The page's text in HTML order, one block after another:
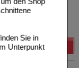
Sie in
Unterpunkt